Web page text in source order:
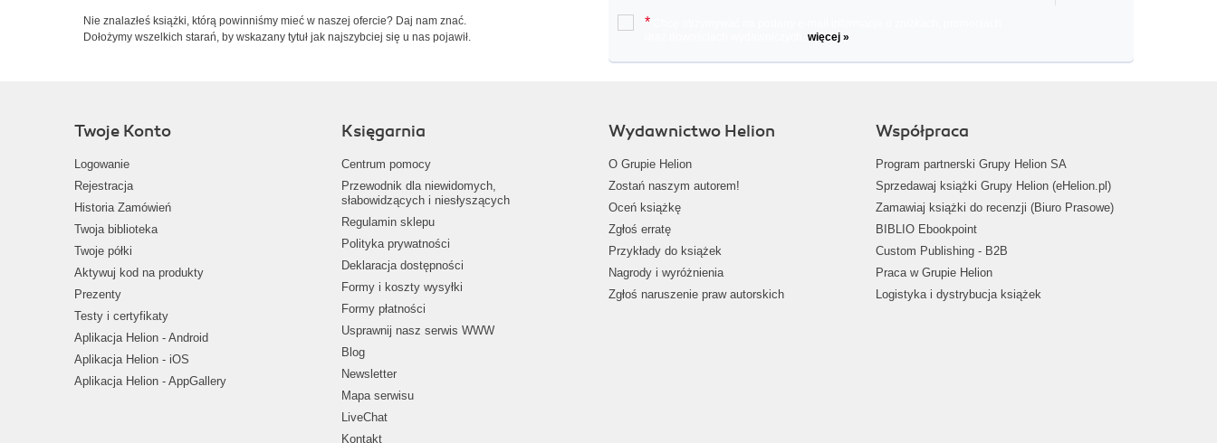
Nie znalazłeś książki, którą powinniśmy mieć w naszej ofercie? Daj nam znać.
Dołożymy wszelkich starań, by wskazany tytuł jak najszybciej się u nas pojawił.
*
więcej »
Twoje Konto
Logowanie
Rejestracja
Historia Zamówień
Twoja biblioteka
Twoje półki
Aktywuj kod na produkty
Prezenty
Testy i certyfikaty
Aplikacja Helion - Android
Aplikacja Helion - iOS
Aplikacja Helion - AppGallery
Księgarnia
Centrum pomocy
Przewodnik dla niewidomych,
słabowidzących i niesłyszących
Regulamin sklepu
Polityka prywatności
Deklaracja dostępności
Formy i koszty wysyłki
Formy płatności
Usprawnij nasz serwis WWW
Blog
Newsletter
Mapa serwisu
LiveChat
Kontakt
Wydawnictwo Helion
O Grupie Helion
Zostań naszym autorem!
Oceń książkę
Zgłoś erratę
Przykłady do książek
Nagrody i wyróżnienia
Zgłoś naruszenie praw autorskich
Współpraca
Program partnerski Grupy Helion SA
Sprzedawaj książki Grupy Helion (eHelion.pl)
Zamawiaj książki do recenzji (Biuro Prasowe)
BIBLIO Ebookpoint
Custom Publishing - B2B
Praca w Grupie Helion
Logistyka i dystrybucja książek